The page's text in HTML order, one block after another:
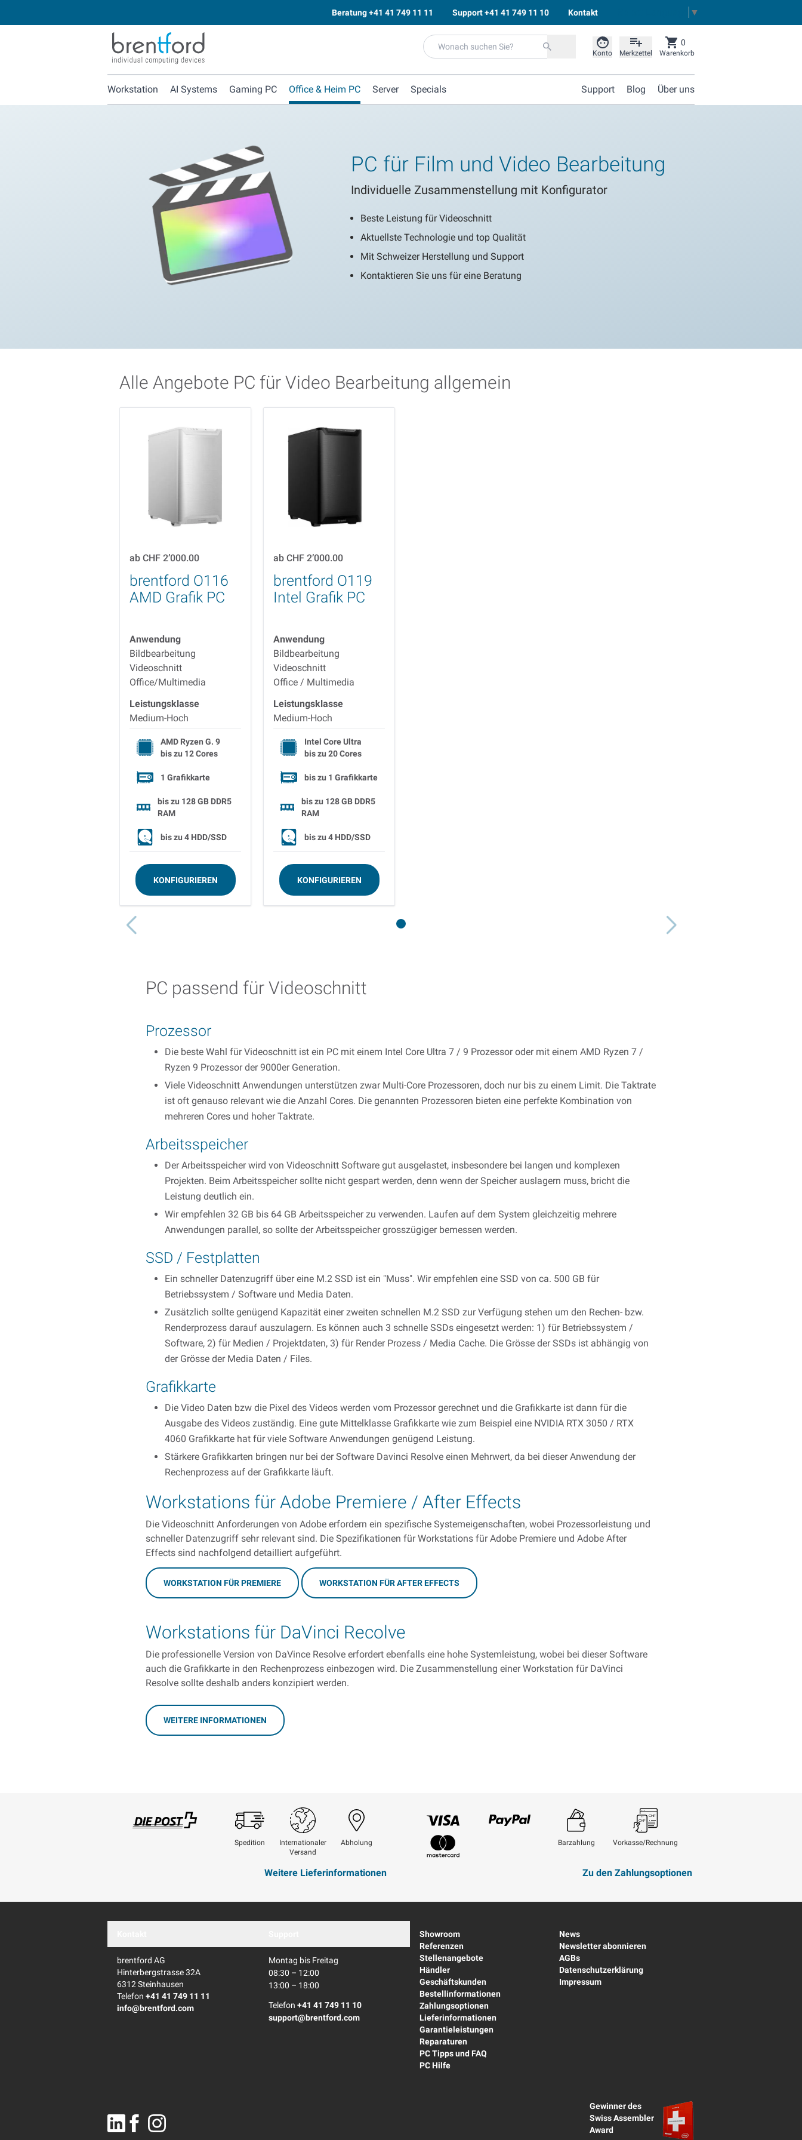
Beratung+41 41 749 11 11 Support+41 41 749 11 10 Kontakt ▼
Konto Merkzettel Warenkorb
0
Workstation AI Systems Gaming PC Office & Heim PC Server Specials Support Blog Über uns
PC für Film und Video Bearbeitung
Individuelle Zusammenstellung mit Konfigurator
Beste Leistung für Videoschnitt
Aktuellste Technologie und top Qualität
Mit Schweizer Herstellung und Support
Kontaktieren Sie uns für eine Beratung
Alle Angebote PC für Video Bearbeitung allgemein
ab CHF 2’000.00
brentford O116
AMD Grafik PC
Anwendung
Bildbearbeitung
Videoschnitt
Office/Multimedia
Leistungsklasse
Medium-Hoch
AMD Ryzen G. 9
bis zu 12 Cores
1 Grafikkarte
bis zu 128 GB DDR5
RAM
bis zu 4 HDD/SSD
KONFIGURIEREN
ab CHF 2’000.00
brentford O119
Intel Grafik PC
Anwendung
Bildbearbeitung
Videoschnitt
Office / Multimedia
Leistungsklasse
Medium-Hoch
Intel Core Ultra
bis zu 20 Cores
bis zu 1 Grafikkarte
bis zu 128 GB DDR5
RAM
bis zu 4 HDD/SSD
KONFIGURIEREN
PC passend für Videoschnitt
Prozessor
Die beste Wahl für Videoschnitt ist ein PC mit einem Intel Core Ultra 7 / 9 Prozessor oder mit einem AMD Ryzen 7 /
Ryzen 9 Prozessor der 9000er Generation.
Viele Videoschnitt Anwendungen unterstützen zwar Multi-Core Prozessoren, doch nur bis zu einem Limit. Die Taktrate
ist oft genauso relevant wie die Anzahl Cores. Die genannten Prozessoren bieten eine perfekte Kombination von
mehreren Cores und hoher Taktrate.
Arbeitsspeicher
Der Arbeitsspeicher wird von Videoschnitt Software gut ausgelastet, insbesondere bei langen und komplexen
Projekten. Beim Arbeitsspeicher sollte nicht gespart werden, denn wenn der Speicher auslagern muss, bricht die
Leistung deutlich ein.
Wir empfehlen 32 GB bis 64 GB Arbeitsspeicher zu verwenden. Laufen auf dem System gleichzeitig mehrere
Anwendungen parallel, so sollte der Arbeitsspeicher grosszügiger bemessen werden.
SSD / Festplatten
Ein schneller Datenzugriff über eine M.2 SSD ist ein "Muss". Wir empfehlen eine SSD von ca. 500 GB für
Betriebssystem / Software und Media Daten.
Zusätzlich sollte genügend Kapazität einer zweiten schnellen M.2 SSD zur Verfügung stehen um den Rechen- bzw.
Renderprozess darauf auszulagern. Es können auch 3 schnelle SSDs eingesetzt werden: 1) für Betriebssystem /
Software, 2) für Medien / Projektdaten, 3) für Render Prozess / Media Cache. Die Grösse der SSDs ist abhängig von
der Grösse der Media Daten / Files.
Grafikkarte
Die Video Daten bzw die Pixel des Videos werden vom Prozessor gerechnet und die Grafikkarte ist dann für die
Ausgabe des Videos zuständig. Eine gute Mittelklasse Grafikkarte wie zum Beispiel eine NVIDIA RTX 3050 / RTX
4060 Grafikkarte hat für viele Software Anwendungen genügend Leistung.
Stärkere Grafikkarten bringen nur bei der Software Davinci Resolve einen Mehrwert, da bei dieser Anwendung der
Rechenprozess auf der Grafikkarte läuft.
Workstations für Adobe Premiere / After Effects
Die Videoschnitt Anforderungen von Adobe erfordern ein spezifische Systemeigenschaften, wobei Prozessorleistung und
schneller Datenzugriff sehr relevant sind. Die Spezifikationen für Workstations für Adobe Premiere und Adobe After
Effects sind nachfolgend detailliert aufgeführt.
WORKSTATION FÜR PREMIERE WORKSTATION FÜR AFTER EFFECTS
Workstations für DaVinci Recolve
Die professionelle Version von DaVince Resolve erfordert ebenfalls eine hohe Systemleistung, wobei bei dieser Software
auch die Grafikkarte in den Rechenprozess einbezogen wird. Die Zusammenstellung einer Workstation für DaVinci
Resolve sollte deshalb anders konzipiert werden.
WEITERE INFORMATIONEN
Spedition
Internationaler
Versand
Abholung
Weitere Lieferinformationen
Visum
Barzahlung Vorkasse/Rechnung
Zu den Zahlungsoptionen
brentford AG
Hinterbergstrasse 32A
6312 Steinhausen
Telefon +41 41 749 11 11
info@brentford.com
Montag bis Freitag
08:30 – 12:00
13:00 – 18:00
Telefon +41 41 749 11 10
support@brentford.com
Showroom
Referenzen
Stellenangebote
Händler
Geschäftskunden
Bestellinformationen
Zahlungsoptionen
Lieferinformationen
Garantieleistungen
Reparaturen
PC Tipps und FAQ
PC Hilfe
News
Newsletter abonnieren
AGBs
Datenschutzerklärung
Impressum
Gewinner des
Swiss Assembler
Award